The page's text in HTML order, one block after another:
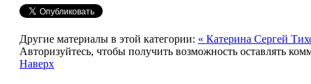
Другие материалы в этой категории: « Катерина Сергей
Авторизуйтесь, чтобы получить возможность оставлять
Наверх